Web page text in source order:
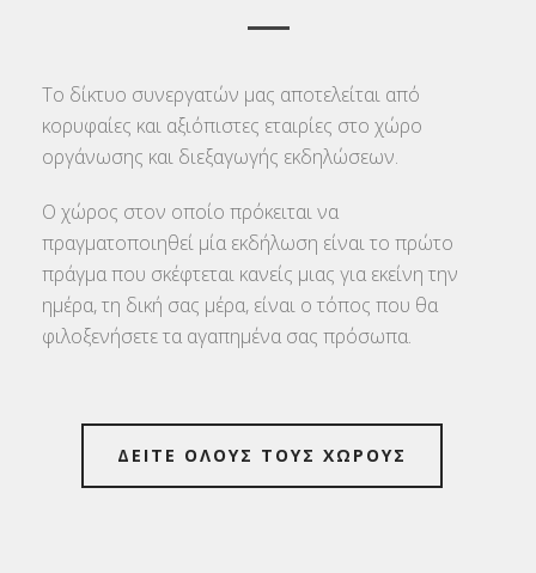
Το δίκτυο συνεργατών μας αποτελείται από
κορυφαίες και αξιόπιστες εταιρίες στο χώρο
οργάνωσης και διεξαγωγής εκδηλώσεων.
Ο χώρος στον οποίο πρόκειται να
πραγματοποιηθεί μία εκδήλωση είναι το πρώτο
πράγμα που σκέφτεται κανείς μιας για εκείνη την
ημέρα, τη δική σας μέρα, είναι ο τόπος που θα
φιλοξενήσετε τα αγαπημένα σας πρόσωπα.
ΔΕΙΤΕ ΟΛΟΥΣ ΤΟΥΣ ΧΩΡΟΥΣ